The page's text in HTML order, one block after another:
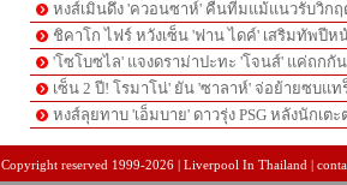
หงส์เมินดึง 'ควอนซาห์' คืนทีมแม้แนวรับวิก
ชิคาโก ไฟร์ หวังเซ็น 'ฟาน ไดค์' เสริมทัพปีห
'โซโบซไล' แจงดราม่าปะทะ 'โจนส์' แค่ถกกั
เซ็น 2 ปี! โรมาโน่' ยัน 'ซาลาห์' จ่อย้ายซบแ
หงส์ลุยทาบ 'เอ็มบาย' ดาวรุ่ง PSG หลังนักเต
Copyright reserved 1999-2026 | Liverpool In Thailand |